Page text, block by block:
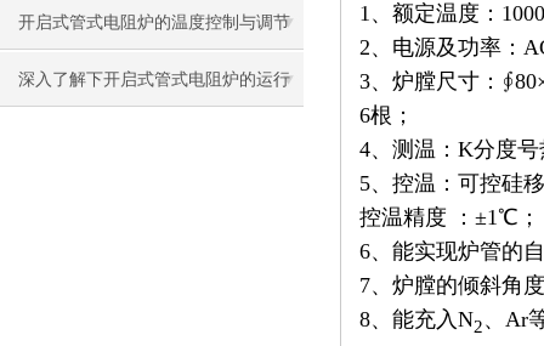
开启式管式电阻炉的温度控制与调节
方法
深入了解下开启式管式电阻炉的运行
1、 额定温度：
2、电源及功率：
3、炉膛尺寸：
6根；
4、测温：K分度
5、控温：可控硅
控温精度 ：±1℃；
6、能实现炉管的
7、炉膛的倾斜角
8、能充入N2、Ar